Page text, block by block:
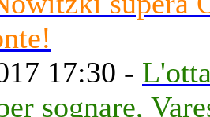
17:30 -
sognare,